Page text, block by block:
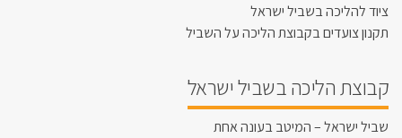
ציוד להליכה בשביל ישראל
תקנון צועדים בקבוצת הליכה על השביל
קבוצת הליכה בשביל ישראל
שביל ישראל – המיטב בעונה אחת